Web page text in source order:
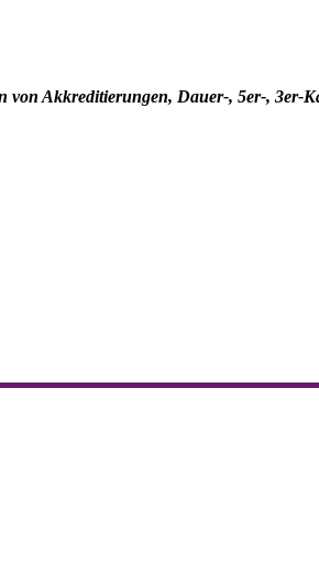
Akkreditierungen, Dauer-, 5er-, 3er-